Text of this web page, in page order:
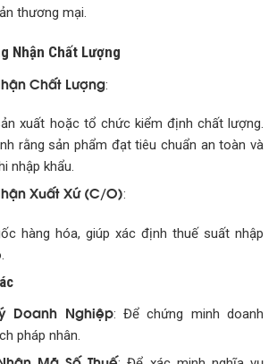
thương mại.
Nhận Chất Lượng
Chất Lượng:
xuất hoặc tổ chức kiểm định chất lượng.
rằng sản phẩm đạt tiêu chuẩn an toàn và
nhập khẩu.
Xuất Xứ (C/O):
hàng hóa, giúp xác định thuế suất nhập
Doanh Nghiệp: Để chứng minh doanh
pháp nhân.